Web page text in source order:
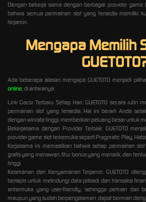
Dengan bekerja sama dengan berbagai provider game
bahwa semua permainan slot yang tersedia memiliki
terjamin.
Mengapa Memilih
Ada beberapa alasan mengapa GUETOTO menjadi
online , di antaranya:
Link Gacor Terbaru Setiap Hari: GUETOTO secara rutin
permainan slot yang tersedia. Hal ini berarti Anda
dengan winrate tinggi, memberikan peluang besar untuk
Bekerjasama dengan Provider Terbaik: GUETOTO
provider game slot terkemuka seperti Pragmatic Play,
Kerjasama ini memastikan bahwa setiap permainan
grafis yang menawan, fitur bonus yang menarik, dan
tinggi.
Keamanan dan Kenyamanan Terjamin: GUETOTO
berlapis untuk melindungi data pribadi dan transaksi
antarmuka yang user-friendly, sehingga pemain dari
maupun yang sudah berpengalaman, dapat bermain